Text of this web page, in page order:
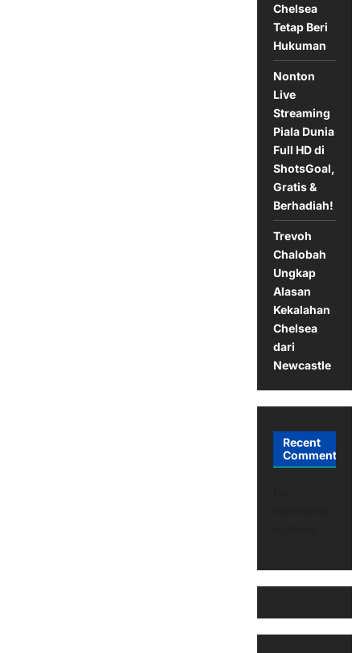
Chelsea
Tetap Beri
Hukuman
Nonton
Live
Streaming
Piala Dunia
Full HD di
ShotsGoal,
Gratis &
Berhadiah!
Trevoh
Chalobah
Ungkap
Alasan
Kekalahan
Chelsea
dari
Newcastle
Recent
Comments